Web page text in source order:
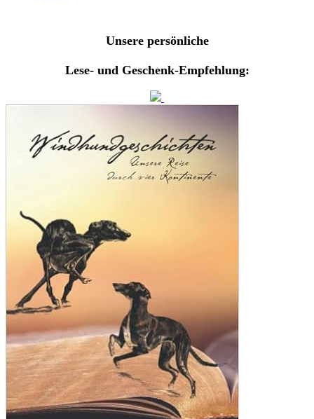
Unsere persönliche
Lese- und Geschenk-Empfehlung: